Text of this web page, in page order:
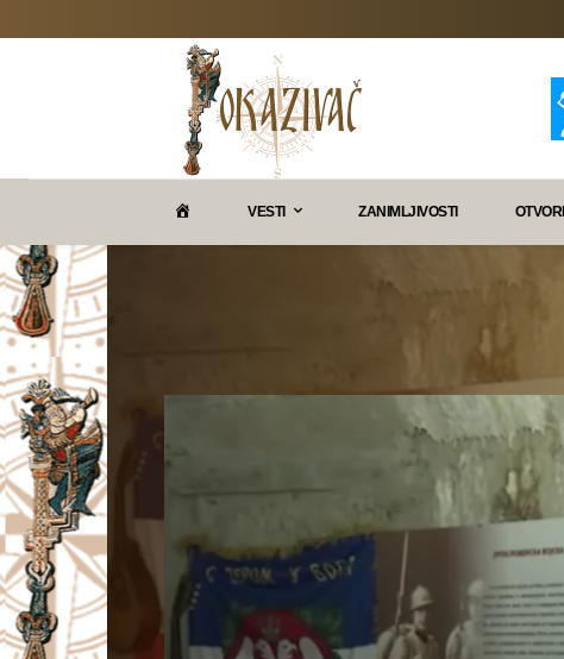
I
V
VESTI ZANIMLJIVOSTI